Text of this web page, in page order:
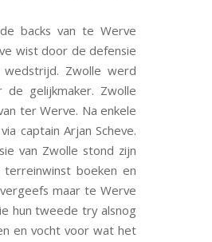
backs van te Werve
wist door de defensie
Zwolle werd
gelijkmaker. Zwolle
ter Werve. Na enkele
captain Arjan Scheve.
van Zwolle stond zijn
boeken en
maar te Werve
hun tweede try alsnog
en vocht voor wat het